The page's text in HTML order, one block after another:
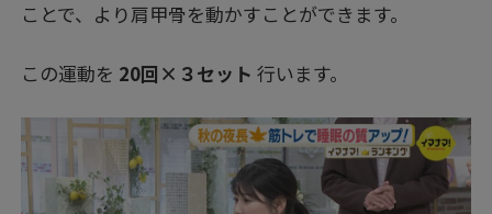
ことで、より肩甲骨を動かすことができます。
この運動を 20回×３セット 行います。